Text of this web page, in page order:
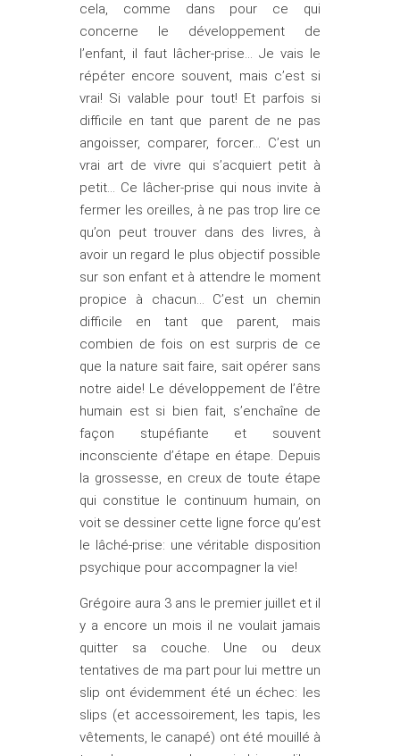
cela, comme dans pour ce qui
concerne le développement de
l’enfant, il faut lâcher-prise… Je vais le
répéter encore souvent, mais c’est si
vrai! Si valable pour tout! Et parfois si
difficile en tant que parent de ne pas
angoisser, comparer, forcer… C’est un
vrai art de vivre qui s’acquiert petit à
petit… Ce lâcher-prise qui nous invite à
fermer les oreilles, à ne pas trop lire ce
qu’on peut trouver dans des livres, à
avoir un regard le plus objectif possible
sur son enfant et à attendre le moment
propice à chacun… C’est un chemin
difficile en tant que parent, mais
combien de fois on est surpris de ce
que la nature sait faire, sait opérer sans
notre aide! Le développement de l’être
humain est si bien fait, s’enchaîne de
façon stupéfiante et souvent
inconsciente d’étape en étape. Depuis
la grossesse, en creux de toute étape
qui constitue le continuum humain, on
voit se dessiner cette ligne force qu’est
le lâché-prise: une véritable disposition
psychique pour accompagner la vie!
Grégoire aura 3 ans le premier juillet et il
y a encore un mois il ne voulait jamais
quitter sa couche. Une ou deux
tentatives de ma part pour lui mettre un
slip ont évidemment été un échec: les
slips (et accessoirement, les tapis, les
vêtements, le canapé) ont été mouillé à